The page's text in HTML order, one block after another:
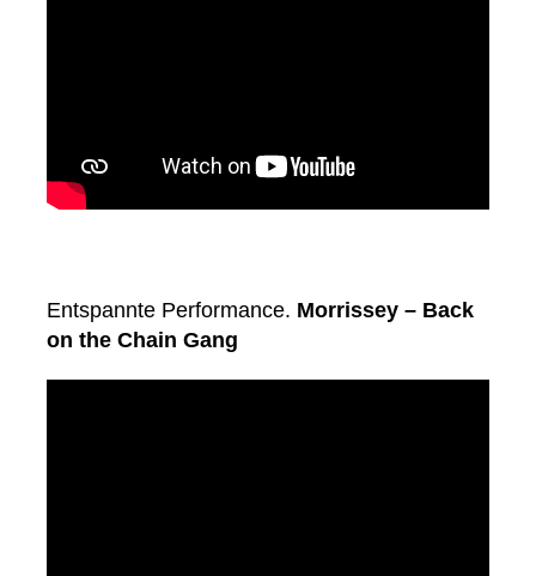
Entspannte Performance. Morrissey – Back
on the Chain Gang